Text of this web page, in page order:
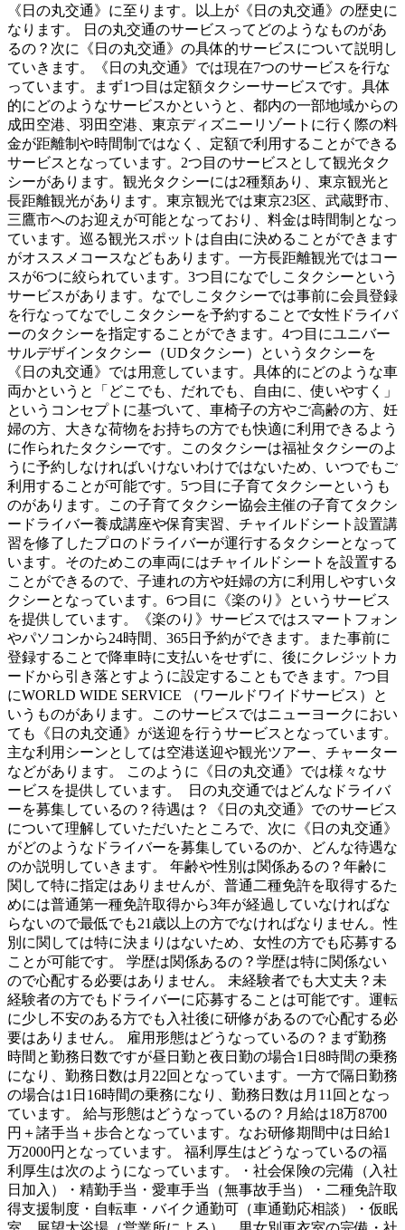
《日の丸交通》に至ります。以上が《日の丸交通》の歴史に
なります。 日の丸交通のサービスってどのようなものがあ
るの？次に《日の丸交通》の具体的サービスについて説明し
ていきます。《日の丸交通》では現在7つのサービスを行な
っています。まず1つ目は定額タクシーサービスです。具体
的にどのようなサービスかというと、都内の一部地域からの
成田空港、羽田空港、東京ディズニーリゾートに行く際の料
金が距離制や時間制ではなく、定額で利用することができる
サービスとなっています。2つ目のサービスとして観光タク
シーがあります。観光タクシーには2種類あり、東京観光と
長距離観光があります。東京観光では東京23区、武蔵野市、
三鷹市へのお迎えが可能となっており、料金は時間制となっ
ています。巡る観光スポットは自由に決めることができます
がオススメコースなどもあります。一方長距離観光ではコー
スが6つに絞られています。3つ目になでしこタクシーという
サービスがあります。なでしこタクシーでは事前に会員登録
を行なってなでしこタクシーを予約することで女性ドライバ
ーのタクシーを指定することができます。4つ目にユニバー
サルデザインタクシー（UDタクシー）というタクシーを
《日の丸交通》では用意しています。具体的にどのような車
両かというと「どこでも、だれでも、自由に、使いやすく」
というコンセプトに基づいて、車椅子の方やご高齢の方、妊
婦の方、大きな荷物をお持ちの方でも快適に利用できるよう
に作られたタクシーです。このタクシーは福祉タクシーのよ
うに予約しなければいけないわけではないため、いつでもご
利用することが可能です。5つ目に子育てタクシーというも
のがあります。この子育てタクシー協会主催の子育てタクシ
ードライバー養成講座や保育実習、チャイルドシート設置講
習を修了したプロのドライバーが運行するタクシーとなって
います。そのためこの車両にはチャイルドシートを設置する
ことができるので、子連れの方や妊婦の方に利用しやすいタ
クシーとなっています。6つ目に《楽のり》というサービス
を提供しています。《楽のり》サービスではスマートフォン
やパソコンから24時間、365日予約ができます。また事前に
登録することで降車時に支払いをせずに、後にクレジットカ
ードから引き落とすように設定することもできます。7つ目
にWORLD WIDE SERVICE （ワールドワイドサービス）と
いうものがあります。このサービスではニューヨークにおい
ても《日の丸交通》が送迎を行うサービスとなっています。
主な利用シーンとしては空港送迎や観光ツアー、チャーター
などがあります。 このように《日の丸交通》では様々なサ
ービスを提供しています。 日の丸交通ではどんなドライバ
ーを募集しているの？待遇は？《日の丸交通》でのサービス
について理解していただいたところで、次に《日の丸交通》
がどのようなドライバーを募集しているのか、どんな待遇な
のか説明していきます。 年齢や性別は関係あるの？年齢に
関して特に指定はありませんが、普通二種免許を取得するた
めには普通第一種免許取得から3年が経過していなければな
らないので最低でも21歳以上の方でなければなりません。性
別に関しては特に決まりはないため、女性の方でも応募する
ことが可能です。 学歴は関係あるの？学歴は特に関係ない
ので心配する必要はありません。 未経験者でも大丈夫？未
経験者の方でもドライバーに応募することは可能です。運転
に少し不安のある方でも入社後に研修があるので心配する必
要はありません。 雇用形態はどうなっているの？まず勤務
時間と勤務日数ですが昼日勤と夜日勤の場合1日8時間の乗務
になり、勤務日数は月22回となっています。一方で隔日勤務
の場合は1日16時間の乗務になり、勤務日数は月11回となっ
ています。 給与形態はどうなっているの？月給は18万8700
円＋諸手当＋歩合となっています。なお研修期間中は日給1
万2000円となっています。 福利厚生はどうなっているの福
利厚生は次のようになっています。・社会保険の完備（入社
日加入）・精勤手当・愛車手当（無事故手当）・二種免許取
得支援制度・自転車・バイク通勤可（車通勤応相談）・仮眠